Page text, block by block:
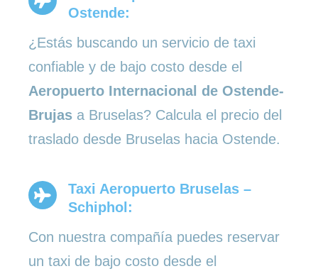
Ostende:
¿Estás buscando un servicio de taxi
confiable y de bajo costo desde el
Aeropuerto Internacional de Ostende-
Brujas a Bruselas? Calcula el precio del
traslado desde Bruselas hacia Ostende.
Taxi Aeropuerto Bruselas –
Schiphol:
Con nuestra compañía puedes reservar
un taxi de bajo costo desde el